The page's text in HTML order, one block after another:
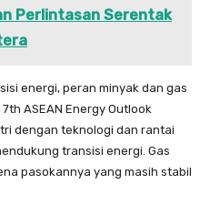
Perlintasan Serentak
energi, peran minyak dan gas
ASEAN Energy Outlook
dengan teknologi dan rantai
transisi energi. Gas
pasokannya yang masih stabil